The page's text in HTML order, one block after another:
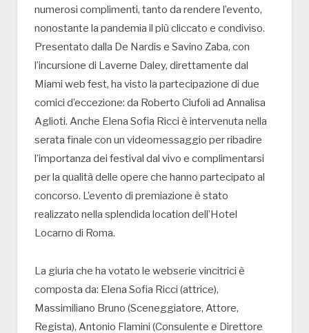
numerosi complimenti, tanto da rendere l’evento,
nonostante la pandemia il più cliccato e condiviso.
Presentato dalla De Nardis e Savino Zaba, con
l’incursione di Laverne Daley, direttamente dal
Miami web fest, ha visto la partecipazione di due
comici d’eccezione: da Roberto Ciufoli ad Annalisa
Aglioti. Anche Elena Sofia Ricci è intervenuta nella
serata finale con un videomessaggio per ribadire
l’importanza dei festival dal vivo e complimentarsi
per la qualità delle opere che hanno partecipato al
concorso. L’evento di premiazione è stato
realizzato nella splendida location dell’Hotel
Locarno di Roma.
La giuria che ha votato le webserie vincitrici è
composta da: Elena Sofia Ricci (attrice),
Massimiliano Bruno (Sceneggiatore, Attore,
Regista), Antonio Flamini (Consulente e Direttore